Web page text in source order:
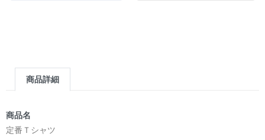
商品詳細
商品名
定番Ｔシャツ